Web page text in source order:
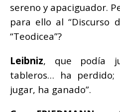
sereno y apaciguador.
para ello al “Discurso
“Teodicea”?
Leibniz, que podía
tableros… ha perdido;
jugar, ha ganado”.